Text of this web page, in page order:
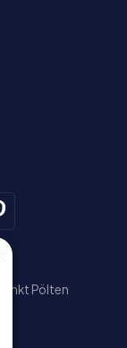
Sankt Pölten